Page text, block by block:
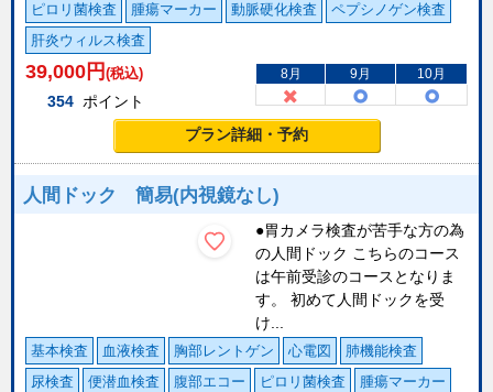
ピロリ菌検査
腫瘍マーカー 動脈硬化検査
ペプシノゲン検査
肝炎ウィルス検査
39,000 円 (税込)
354 ポイント
8月 9月 10月
プラン詳細・予約
人間ドック 簡易(内視鏡なし)
●胃カメラ検査が苦手な方の為
の人間ドック こちらのコース
は午前受診のコースとなりま
す。 初めて人間ドックを受
け...
基本検査 血液検査 胸部レントゲン 心電図
肺機能検査
尿検査
便潜血検査 腹部エコー ピロリ菌検査
腫瘍マーカー